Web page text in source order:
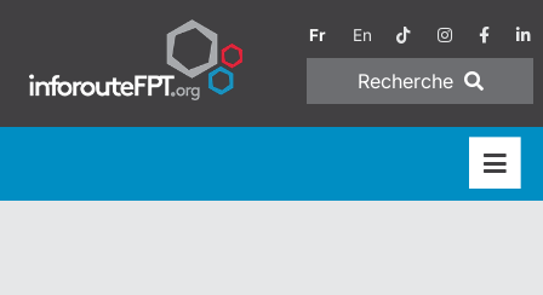
Fr En
Recherche